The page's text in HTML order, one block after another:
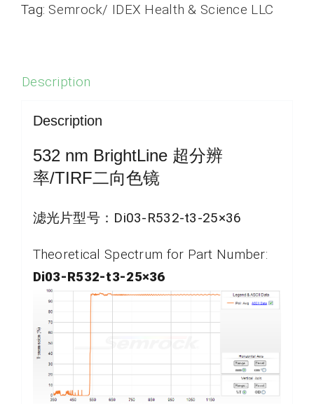
Tag: Semrock/ IDEX Health & Science LLC
Description
Description
532 nm BrightLine 超分辨
率/TIRF二向色镜
滤光片型号： Di03-R532-t3-25×36
Theoretical Spectrum for Part Number:
Di03-R532-t3-25×36